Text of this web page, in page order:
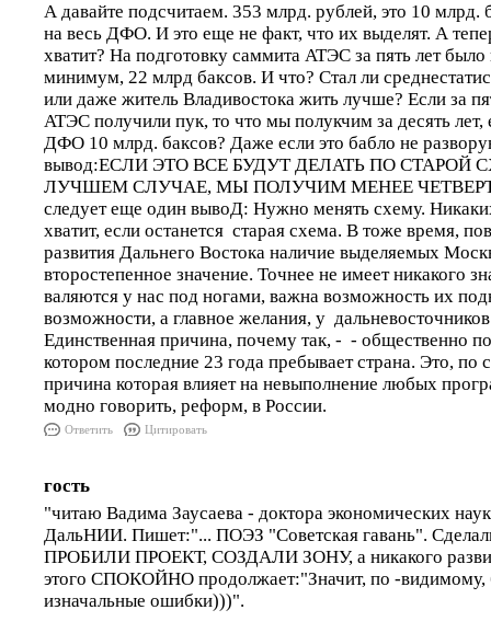
А давайте подсчитаем. 353 млрд. рублей, это 10 млрд.
на весь ДФО. И это еще не факт, что их выделят. А
хватит? На подготовку саммита АТЭС за пять лет было
минимум, 22 млрд баксов. И что? Стал ли
или даже житель Владивостока жить лучше? Если за
АТЭС получили пук, то что мы полукчим за десять
ДФО 10 млрд. баксов? Даже если это бабло не
вывод:ЕСЛИ ЭТО ВСЕ БУДУТ ДЕЛАТЬ ПО СТАРОЙ
ЛУЧШЕМ СЛУЧАЕ, МЫ ПОЛУЧИМ МЕНЕЕ
следует еще один вывоД: Нужно менять схему.
хватит, если останется старая схема. В тоже время,
развития Дальнего Востока наличие выделяемых
второстепенное значение. Точнее не имеет никакого
валяются у нас под ногами, важна возможность их
возможности, а главное желания, у дальневосточников
Единственная причина, почему так, - - общественно
котором последние 23 года пребывает страна. Это, по
причина которая влияет на невыполнение любых
модно говорить, реформ, в России.
Ответить Цитировать
гость
"читаю Вадима Заусаева - доктора экономических
ДальНИИ. Пишет:"... ПОЭЗ "Советская гавань".
ПРОБИЛИ ПРОЕКТ, СОЗДАЛИ ЗОНУ, а никакого
этого СПОКОЙНО продолжает:"Значит, по -
изначальные ошибки)))".